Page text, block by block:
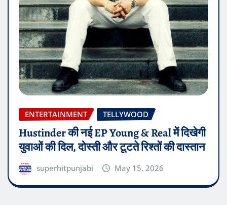
ENTERTAINMENT TELLYWOOD
Hustinder की नई EP Young & Real में दिखेगी
युवाओं की दिल, दोस्ती और टूटते रिश्तों की दास्तान
superhitpunjabi May 15, 2026